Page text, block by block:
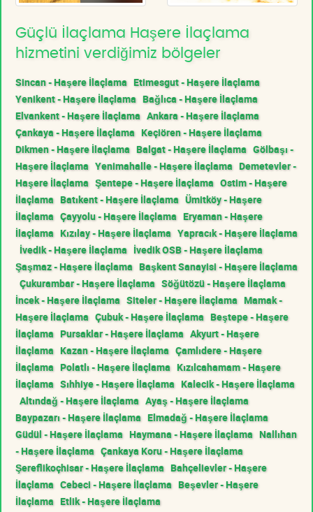
Güçlü İlaçlama Haşere İlaçlama
hizmetini verdiğimiz bölgeler
Sincan - Haşere İlaçlama Etimesgut - Haşere İlaçlama
Yenikent - Haşere İlaçlama Bağlıca - Haşere İlaçlama
Elvankent - Haşere İlaçlama Ankara - Haşere İlaçlama
Çankaya - Haşere İlaçlama Keçiören - Haşere İlaçlama
Dikmen - Haşere İlaçlama Balgat - Haşere İlaçlama Gölbaşı -
Haşere İlaçlama Yenimahalle - Haşere İlaçlama Demetevler -
Haşere İlaçlama Şentepe - Haşere İlaçlama Ostim - Haşere
İlaçlama Batıkent - Haşere İlaçlama Ümitköy - Haşere
İlaçlama Çayyolu - Haşere İlaçlama Eryaman - Haşere
İlaçlama Kızılay - Haşere İlaçlama Yapracık - Haşere İlaçlama
İvedik - Haşere İlaçlama İvedik OSB - Haşere İlaçlama
Şaşmaz - Haşere İlaçlama Başkent Sanayisi - Haşere İlaçlama
Çukurambar - Haşere İlaçlama Söğütözü - Haşere İlaçlama
İncek - Haşere İlaçlama Siteler - Haşere İlaçlama Mamak -
Haşere İlaçlama Çubuk - Haşere İlaçlama Beştepe - Haşere
İlaçlama Pursaklar - Haşere İlaçlama Akyurt - Haşere
İlaçlama Kazan - Haşere İlaçlama Çamlıdere - Haşere
İlaçlama Polatlı - Haşere İlaçlama Kızılcahamam - Haşere
İlaçlama Sıhhiye - Haşere İlaçlama Kalecik - Haşere İlaçlama
Altındağ - Haşere İlaçlama Ayaş - Haşere İlaçlama
Baypazarı - Haşere İlaçlama Elmadağ - Haşere İlaçlama
Güdül - Haşere İlaçlama Haymana - Haşere İlaçlama Nallıhan
- Haşere İlaçlama Çankaya Koru - Haşere İlaçlama
Şereflikoçhisar - Haşere İlaçlama Bahçelievler - Haşere
İlaçlama Cebeci - Haşere İlaçlama Beşevler - Haşere
İlaçlama Etlik - Haşere İlaçlama